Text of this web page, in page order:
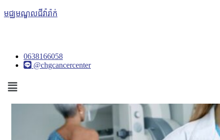
មជ្ឈមណ្ឌលជីវ៉ារ៉ាក់
0638166058
@chgcancercenter
Menu